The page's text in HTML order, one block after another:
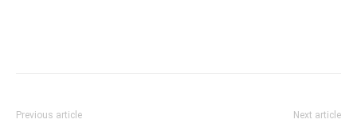
Previous article Next article